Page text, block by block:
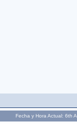
Fecha y Hora Actual: 6th